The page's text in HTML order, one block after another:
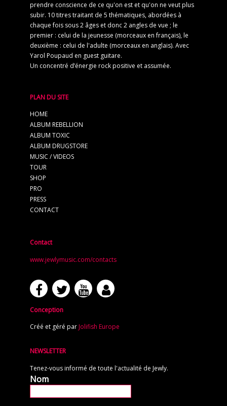
prendre conscience de ce qu'on est et qu'on ne veut plus
subir. 10 titres traitant de 5 thématiques, abordées à
chaque fois sous 2 âges et donc 2 angles de vue ; le
premier : celui de la jeunesse (morceaux en français), le
deuxième : celui de l'adulte (morceaux en anglais). Avec
Yarol Poupaud en guest guitare.
Un concentré d’énergie rock positive et assumée.
PLAN DU SITE
HOME
ALBUM REBELLION
ALBUM TOXIC
ALBUM DRUGSTORE
MUSIC / VIDEOS
TOUR
SHOP
PRO
PRESS
CONTACT
Contact
www.jewlymusic.com/contacts
Conception
Créé et géré par Jolifish Europe
NEWSLETTER
Tenez-vous informé de toute l'actualité de Jewly.
Nom